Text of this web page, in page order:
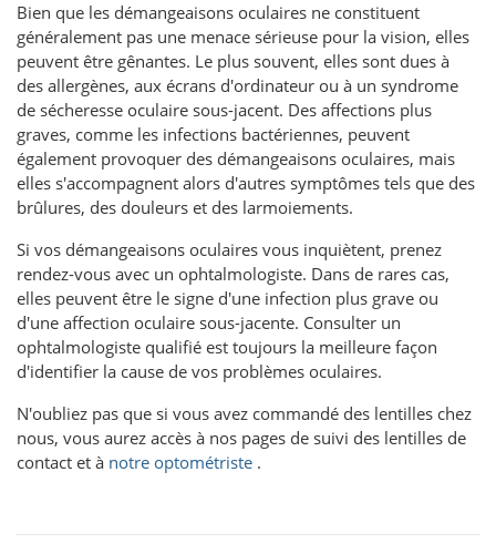
Bien que les démangeaisons oculaires ne constituent
généralement pas une menace sérieuse pour la vision, elles
peuvent être gênantes. Le plus souvent, elles sont dues à
des allergènes, aux écrans d'ordinateur ou à un syndrome
de sécheresse oculaire sous-jacent. Des affections plus
graves, comme les infections bactériennes, peuvent
également provoquer des démangeaisons oculaires, mais
elles s'accompagnent alors d'autres symptômes tels que des
brûlures, des douleurs et des larmoiements.
Si vos démangeaisons oculaires vous inquiètent, prenez
rendez-vous avec un ophtalmologiste. Dans de rares cas,
elles peuvent être le signe d'une infection plus grave ou
d'une affection oculaire sous-jacente. Consulter un
ophtalmologiste qualifié est toujours la meilleure façon
d'identifier la cause de vos problèmes oculaires.
N'oubliez pas que si vous avez commandé des lentilles chez
nous, vous aurez accès à nos pages de suivi des lentilles de
contact et à notre optométriste .